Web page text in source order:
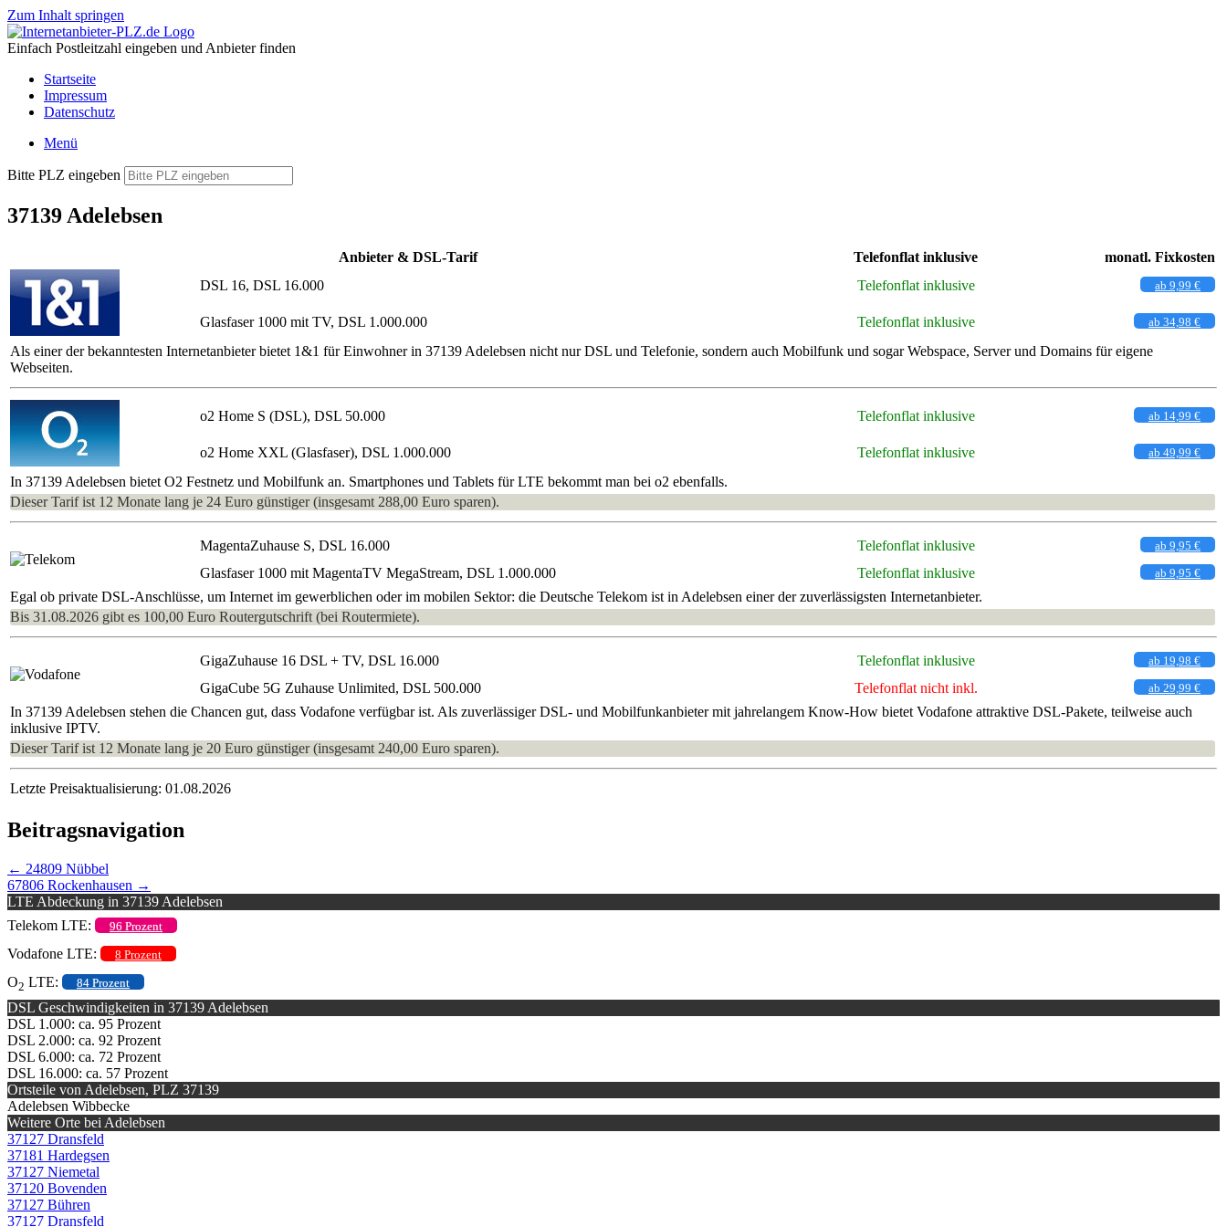
Zum Inhalt springen
Einfach Postleitzahl eingeben und Anbieter finden
Startseite
Impressum
Datenschutz
Menü
Bitte PLZ eingeben
37139 Adelebsen
Anbieter & DSL-Tarif Telefonflat inklusive
monatl. Fixkosten
DSL 16, DSL 16.000
Telefonflat inklusive ab 9,99 €
Glasfaser 1000 mit TV, DSL 1.000.000 Telefonflat inklusive ab 34,98 €
Als einer der bekanntesten Internetanbieter bietet 1&1 für Einwohner in 37139 Adelebsen nicht nur DSL und Telefonie, sondern auch Mobilfunk und sogar Webspace, Server und Domains für eigene
Webseiten.
o2 Home S (DSL), DSL 50.000 Telefonflat inklusive ab 14,99 €
o2 Home XXL (Glasfaser), DSL 1.000.000 Telefonflat inklusive ab 49,99 €
In 37139 Adelebsen bietet O2 Festnetz und Mobilfunk an. Smartphones und Tablets für LTE bekommt man bei o2 ebenfalls.
Dieser Tarif ist 12 Monate lang je 24 Euro günstiger (insgesamt 288,00 Euro sparen).
MagentaZuhause S, DSL 16.000 Telefonflat inklusive ab 9,95 €
Glasfaser 1000 mit MagentaTV MegaStream, DSL 1.000.000 Telefonflat inklusive ab 9,95 €
Egal ob private DSL-Anschlüsse, um Internet im gewerblichen oder im mobilen Sektor: die Deutsche Telekom ist in Adelebsen einer der zuverlässigsten Internetanbieter.
Bis 31.08.2026 gibt es 100,00 Euro Routergutschrift (bei Routermiete).
GigaZuhause 16 DSL + TV, DSL 16.000 Telefonflat inklusive ab 19,98 €
GigaCube 5G Zuhause Unlimited, DSL 500.000 Telefonflat nicht inkl. ab 29,99 €
In 37139 Adelebsen stehen die Chancen gut, dass Vodafone verfügbar ist. Als zuverlässiger DSL- und Mobilfunkanbieter mit jahrelangem Know-How bietet Vodafone attraktive DSL-Pakete, teilweise auch
inklusive IPTV.
Dieser Tarif ist 12 Monate lang je 20 Euro günstiger (insgesamt 240,00 Euro sparen).
Letzte Preisaktualisierung: 01.08.2026
Beitragsnavigation
← 24809 Nübbel
67806 Rockenhausen →
LTE Abdeckung in 37139 Adelebsen
Telekom LTE:
96 Prozent
Vodafone LTE: 8 Prozent
O2 LTE: 84 Prozent
DSL Geschwindigkeiten in 37139 Adelebsen
DSL 1.000: ca. 95 Prozent
DSL 2.000: ca. 92 Prozent
DSL 6.000: ca. 72 Prozent
DSL 16.000: ca. 57 Prozent
Ortsteile von Adelebsen, PLZ 37139
Adelebsen Wibbecke
Weitere Orte bei Adelebsen
37127 Dransfeld
37181 Hardegsen
37127 Niemetal
37120 Bovenden
37127 Bühren
37127 Dransfeld